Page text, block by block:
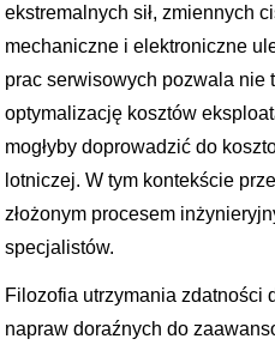
ekstremalnych sił, zmiennych
mechaniczne i elektroniczne
prac serwisowych pozwala nie
optymalizację kosztów
mogłyby doprowadzić do
lotniczej. W tym kontekście
złożonym procesem
specjalistów.
Filozofia utrzymania zdatności
napraw doraźnych do